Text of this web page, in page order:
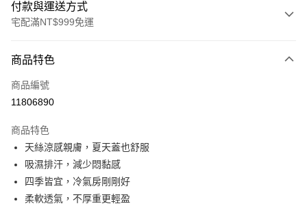
付款與運送方式
宅配滿NT$999免運
信用卡一次付款
Apple Pay
運送方式
每筆NT$120，滿NT$999(含以上)免運費
商品特色
商品編號
11806890
商品特色
天絲涼感親膚，夏天蓋也舒服
吸濕排汗，減少悶黏感
四季皆宜，冷氣房剛剛好
柔軟透氣，不厚重更輕盈